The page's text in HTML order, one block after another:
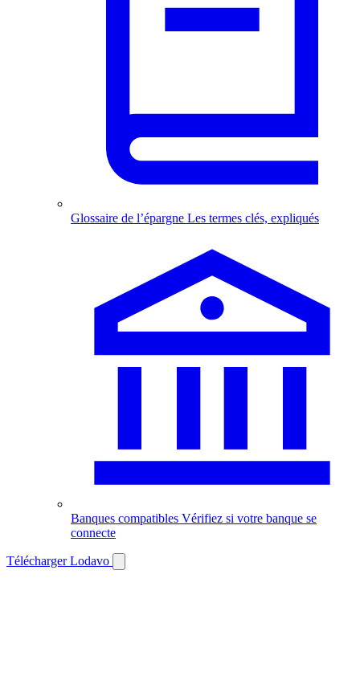
Glossaire de l’épargne Les termes clés, expliqués
Banques compatibles Vérifiez si votre banque se
connecte
Télécharger Lodavo